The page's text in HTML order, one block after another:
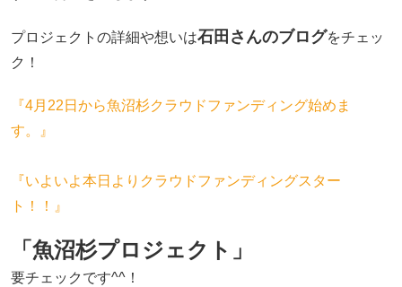
プロジェクトの詳細や想いは石田さんのブログをチェッ
ク！
『4月22日から魚沼杉クラウドファンディング始めま
す。』
『いよいよ本日よりクラウドファンディングスター
ト！！』
「魚沼杉プロジェクト」
要チェックです^^！